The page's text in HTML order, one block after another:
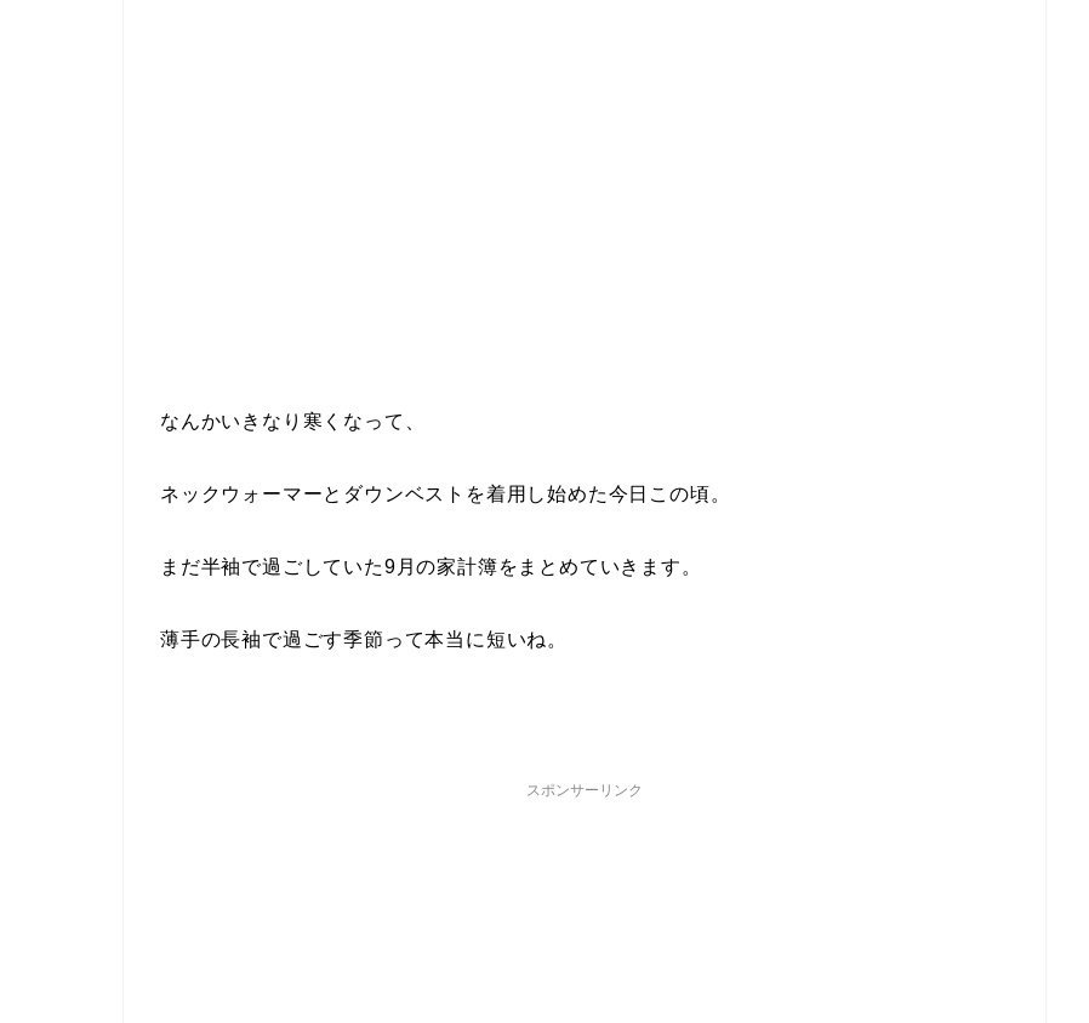
なんかいきなり寒くなって、
ネックウォーマーとダウンベストを着用し始めた今日この頃。
まだ半袖で過ごしていた9月の家計簿をまとめていきます。
薄手の長袖で過ごす季節って本当に短いね。
スポンサーリンク